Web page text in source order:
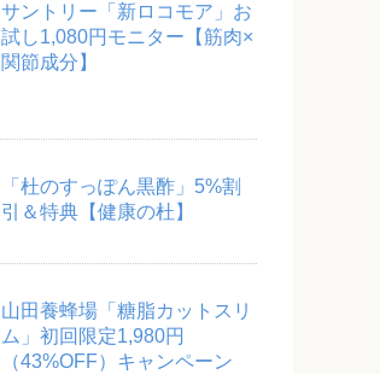
サントリー「新ロコモア」お
試し1,080円モニター【筋肉×
関節成分】
「杜のすっぽん黒酢」5%割
引＆特典【健康の杜】
山田養蜂場「糖脂カットスリ
ム」初回限定1,980円
（43%OFF）キャンペーン